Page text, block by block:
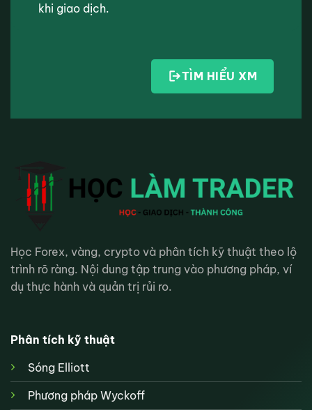
khi giao dịch.
TÌM HIỂU XM
Học Forex, vàng, crypto và phân tích kỹ thuật theo lộ
trình rõ ràng. Nội dung tập trung vào phương pháp, ví
dụ thực hành và quản trị rủi ro.
Phân tích kỹ thuật
Sóng Elliott
Phương pháp Wyckoff